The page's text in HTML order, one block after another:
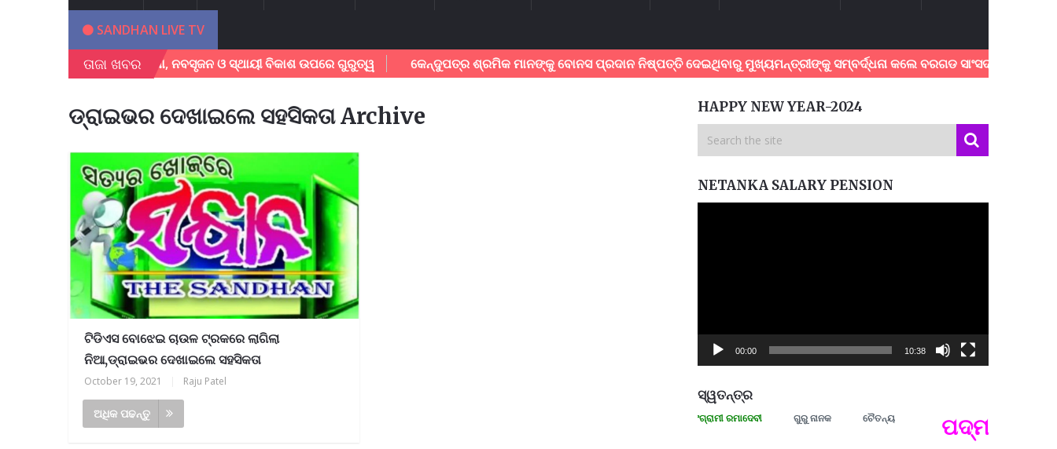
SANDHAN LIVE TV
ତାଜା ଖବର
ଅନୁଷ୍ଠିତ; ଶିକ୍ଷା, ନବସୃଜନ ଓ ସ୍ଥାୟୀ ବିକାଶ ଉପରେ ଗୁରୁତ୍ୱ କେନ୍ଦୁପତ୍ର ଶ୍ରମିକ ମାନଙ୍କୁ ବୋନସ ପ୍ରଦାନ ନିଷ୍ପତ୍ତି ଦେଇଥିବାରୁ ମୁଖ୍ୟମନ୍ତ୍ରୀଙ୍କୁ ସମ୍ବର୍ଦ୍ଧନା କଲେ ବରଗଡ ସାଂସଦ:୩ଟି ପ୍ରମୁଖ ଦାବୀ
ଡ୍ରାଇଭର ଦେଖାଇଲେ ସହସିକତା Archive
ଟିଡିଏସ ବୋଝେଇ ଚାଉଳ ଟ୍ରକରେ ଲାଗିଲା
ନିଆ,ଡ୍ରାଇଭର ଦେଖାଇଲେ ସହସିକତା
October 19, 2021 Raju Patel
ଅଧିକ ପଢନ୍ତୁ
HAPPY NEW YEAR-2024
NETANKA SALARY PENSION
00:00 10:38
ସ୍ୱତନ୍ତ୍ର
ମନେ ପଡନ୍ତି: ସ୍ୱାଧୀନତା ସଂଗ୍ରାମୀ ରମାଦେବୀ ଗୁରୁ ନାନକ ଚୈତନ୍ୟ ପଦ୍ମଶ୍ରୀ